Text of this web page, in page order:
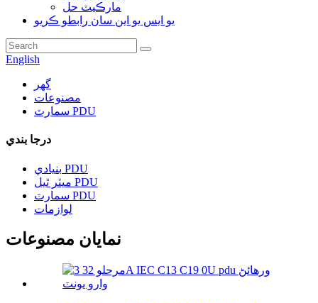
مارڪيٽ حل
يو ايس يو اين سان رابطو ڪريو
English
گھر
مصنوعات
سمارٽ PDU
درجا بندي
بنيادي PDU
ميٽر ٿيل PDU
سمارٽ PDU
لوازمات
نمايان مصنوعات